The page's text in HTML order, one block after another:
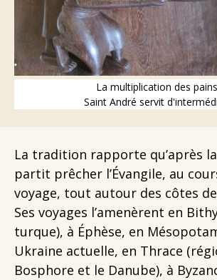
La multiplication des
Saint André servit
La tradition rapporte qu’après
partit prêcher l’Évangile, au
voyage, tout autour des côtes
Ses voyages l’amenèrent en
turque), à Éphèse, en
Ukraine actuelle, en Thrace
Bosphore et le Danube), à